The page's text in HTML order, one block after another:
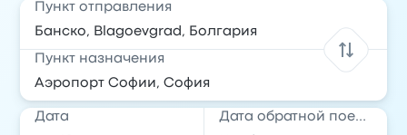
Пункт отправления
Пункт назначения
Дата Дата обратной поездки